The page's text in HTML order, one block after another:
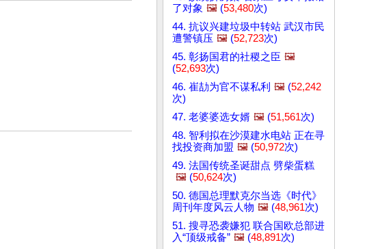
了对象 🖼️ (53,480次)
44. 抗议兴建垃圾中转站 武汉市民
遭警镇压 🖼️ (52,723次)
45. 彰扬国君的社稷之臣 🖼️
(52,693次)
46. 崔劼为官不谋私利 🖼️ (52,242
次)
47. 老婆婆选女婿 🖼️ (51,561次)
48. 智利拟在沙漠建水电站 正在寻
找投资商加盟 🖼️ (50,972次)
49. 法国传统圣诞甜点 劈柴蛋糕
🖼️ (50,624次)
50. 德国总理默克尔当选《时代》
周刊年度风云人物 🖼️ (48,961次)
51. 搜寻恐袭嫌犯 联合国欧总部进
入“顶级戒备” 🖼️ (48,891次)